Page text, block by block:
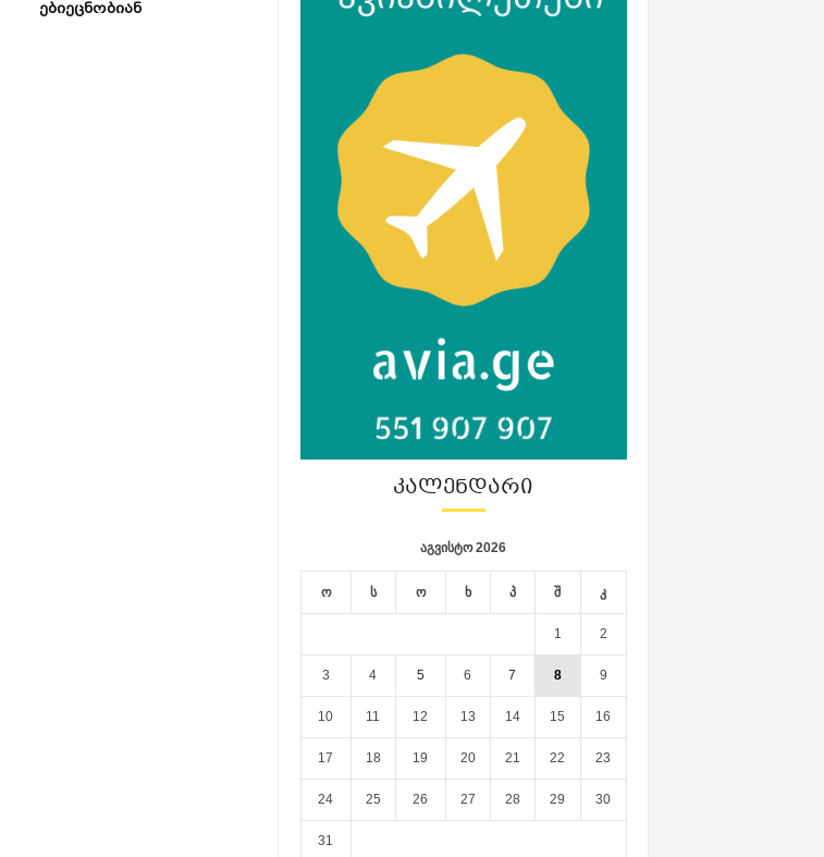
ებიეცნობიან
ᲙᲐᲚᲔᲜᲓᲐᲠᲘ
აგვისტო 2026
ო ს ო ხ პ შ კ
1 2
3 4 5 6 7 8 9
10 11 12 13 14 15 16
17 18 19 20 21 22 23
24 25 26 27 28 29 30
31